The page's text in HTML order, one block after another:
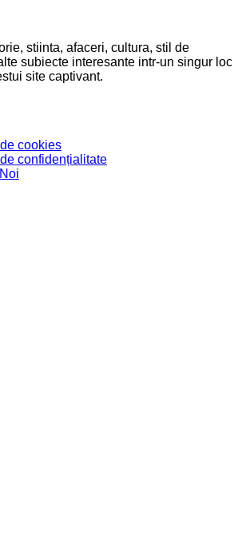
stiinta, afaceri, cultura, stil de
subiecte interesante intr-un singur loc
site captivant.
cookies
confidențialitate